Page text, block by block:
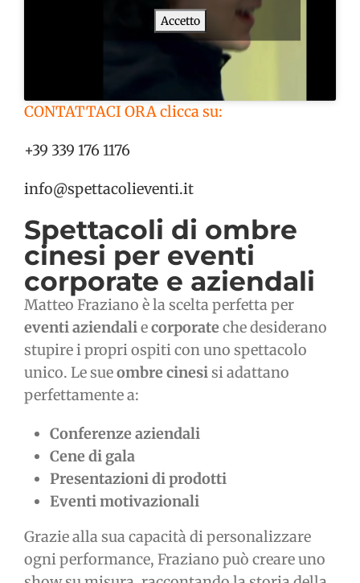
Accetto
CONTATTACI ORA clicca su:
+39 339 176 1176
info@spettacolieventi.it
Spettacoli di ombre
cinesi per eventi
corporate e aziendali
Matteo Fraziano è la scelta perfetta per
eventi aziendaliecorporate che desiderano
stupire i propri ospiti con uno spettacolo
unico. Le sueombre cinesisi adattano
perfettamente a:
Conferenze aziendali
Cene di gala
Presentazioni di prodotti
Eventi motivazionali
Grazie alla sua capacità di personalizzare
ogni performance, Fraziano può creare uno